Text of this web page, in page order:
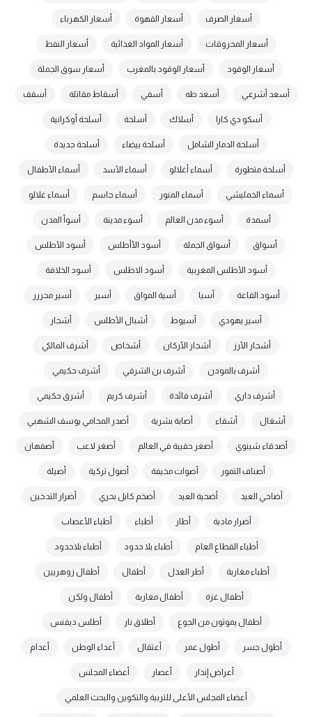
أسعار الصرف أسعار القهوة أسعار الكهرباء
أسعار المحروقات أسعار المواد الغذائية أسعار النفط
أسعار الوقود أسعار الوقود بالمغرب أسعار سوق الجملة
أسعد أشرعي أسعد طه أسفي أسقاط مقاتلة أسقف
أسكو دي كارا أسلاك أسلحة أسلحة أوكرانية
أسلحة الدمار الشامل أسلحة بيضاء أسلحة جديدة
أسلحة متطورة أسماء أغلالو أسماء الأسد أسماء الأطفال
أسماء الخمليشي أسماء المنور أسماء جاسم أسماء غلالو
أسمدة أسوء مدن العالم أسوء مدينة أسوأ المدن
أسواق أسواق الجملة أسود الأأطلس أسود الأطلس
أسود الأطلس المغربية أسود الاطلس أسود الخلافة
أسود القاعة أسيا أسية المواق أسير أسير محررر
أسير يهودي أسيوط أشبال الأطلس أشجار
أشجار الأرز أشجار الأركان أشخاص أشرف المالكي
أشرف بالمودن أشرف بن الشرقي أشرف حكيمي
أشرف داري أشرف فائدة أشرف كريم أشرق حكيمي
أشغال أشقاء أصابة بشرية أصدر المحامي يوسف الشهبي
أصدقاء شينوي أصغر حقيبة في العالم أصغر لاعب أصفهان
أصناف التمور أصوات مخيفة أصول تركية أصيلة
أضاحي العيد أضحية العيد أضخم كابل بحري أضرار التدخين
أضرار مادية أطار أطباء أطباء الأعصاب
أطباء القطاع العام أطباء بلا حدود أطباء بلاحدود
أطباء مغاربة أطر العدل أطفال أطفال زوهريين
أطفال غزة أطفال مغاربة أطفال ولكن
أطفال يموتون من الجوع أطلاق نار أطلس ديفنس
أطول جسر أطول عمر أعتقال أعداء الوطن أعدام
أعراض إنذار أعصار أعضاء المجلس
أعضاء المجلس الأعلى للتربية والتكوين والبحث العلمي